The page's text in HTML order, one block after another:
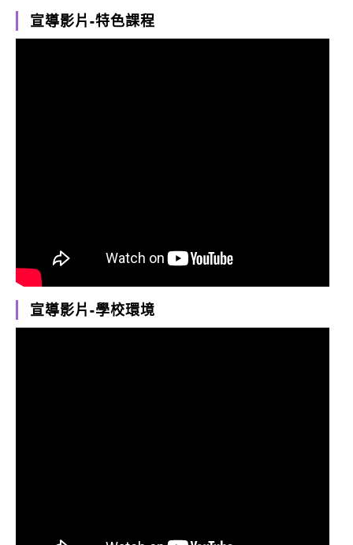
宣導影片-特色課程
宣導影片-學校環境